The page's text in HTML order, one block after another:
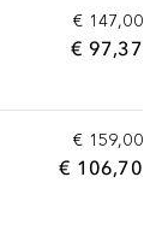
€ 147,00
€ 97,37
€ 159,00
€ 106,70